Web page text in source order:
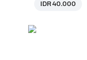
IDR 40.000